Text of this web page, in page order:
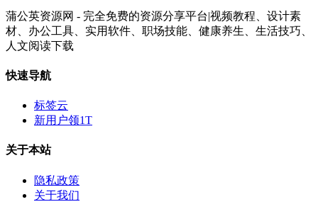
蒲公英资源网 - 完全免费的资源分享平台|视频教程、设计素
材、办公工具、实用软件、职场技能、健康养生、生活技巧、
人文阅读下载
快速导航
标签云
新用户领1T
关于本站
隐私政策
关于我们